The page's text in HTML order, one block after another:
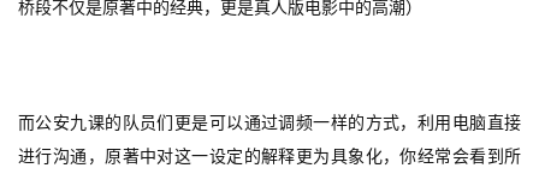
原
创
桥段不仅是原著中的经典，更是真人版电影中的高潮）
而公安九课的队员们更是可以通过调频一样的方式，利用电脑直接
进行沟通，原著中对这一设定的解释更为具象化，你经常会看到所